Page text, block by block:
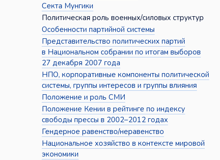
Секта Мунгики
Политическая роль военных/силовых структур
Особенности партийной системы
Представительство политических партий
в Национальном собрании по итогам выборов
27 декабря 2007 года
НПО, корпоративные компоненты политической
системы, группы интересов и группы влияния
Положение и роль СМИ
Положение Кении в рейтинге по индексу
свободы прессы в 2002–2012 годах
Гендерное равенство/неравенство
Национальное хозяйство в контексте мировой
экономики